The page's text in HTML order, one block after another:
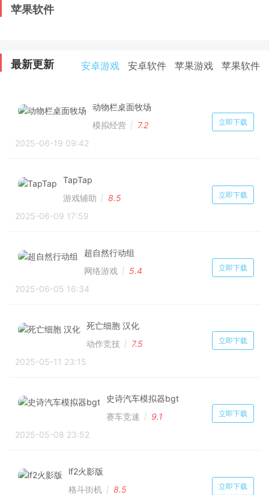
苹果软件
最新更新 安卓游戏 安卓软件 苹果游戏 苹果软件
动物栏桌面牧场
模拟经营
7.2
2025-06-19 09:42
立即下载
TapTap
游戏辅助
8.5
2025-06-09 17:59
立即下载
超自然行动组
网络游戏
5.4
2025-06-05 16:34
立即下载
死亡细胞 汉化
动作竞技
7.5
2025-05-11 23:15
立即下载
史诗汽车模拟器bgt
赛车竞速
9.1
2025-05-08 23:52
立即下载
lf2火影版
格斗街机
8.5
立即下载